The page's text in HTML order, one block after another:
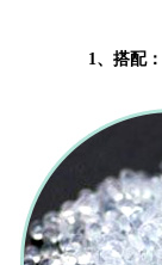
1、搭配：